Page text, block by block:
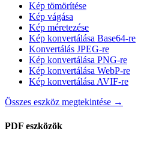
Kép tömörítése
Kép vágása
Kép méretezése
Kép konvertálása Base64-re
Konvertálás JPEG-re
Kép konvertálása PNG-re
Kép konvertálása WebP-re
Kép konvertálása AVIF-re
Összes eszköz megtekintése →
PDF eszközök